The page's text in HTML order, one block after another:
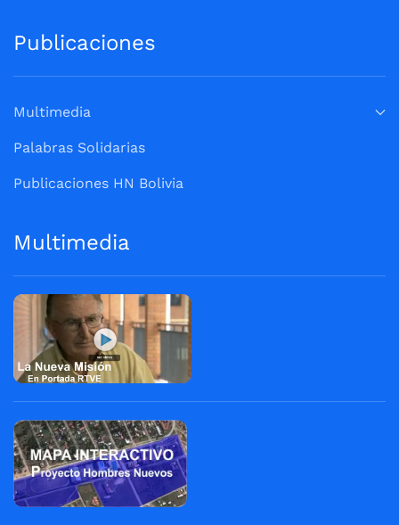
Publicaciones
Multimedia
Palabras Solidarias
Publicaciones HN Bolivia
Multimedia